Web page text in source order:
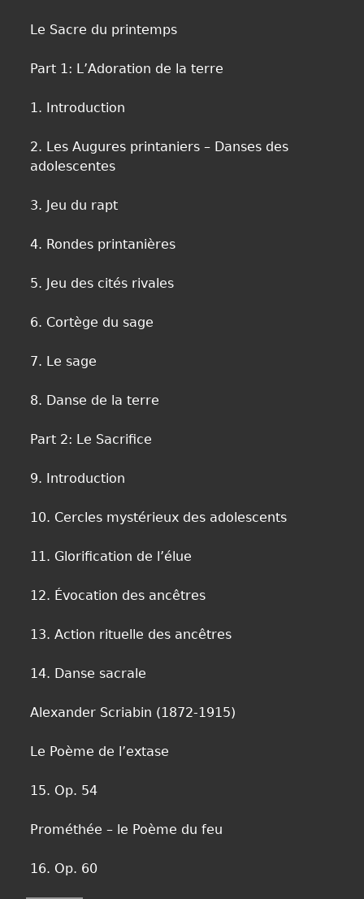
Le Sacre du printemps
Part 1: L’Adoration de la terre
1. Introduction
2. Les Augures printaniers – Danses des
adolescentes
3. Jeu du rapt
4. Rondes printanières
5. Jeu des cités rivales
6. Cortège du sage
7. Le sage
8. Danse de la terre
Part 2: Le Sacrifice
9. Introduction
10. Cercles mystérieux des adolescents
11. Glorification de l’élue
12. Évocation des ancêtres
13. Action rituelle des ancêtres
14. Danse sacrale
Alexander Scriabin (1872-1915)
Le Poème de l’extase
15. Op. 54
Prométhée – le Poème du feu
16. Op. 60